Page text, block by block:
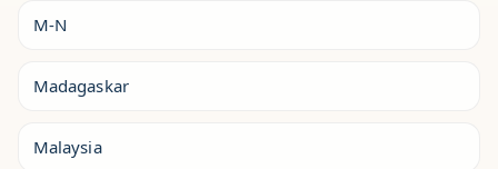
M-N
Madagaskar
Malaysia